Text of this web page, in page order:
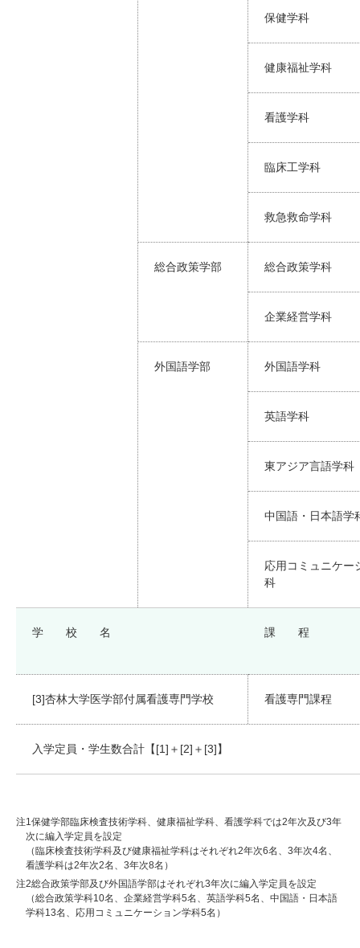
保健学科
健康福祉学科
看護学科
臨床工学科
救急救命学科
総合政策学部 総合政策学科
企業経営学科
外国語学部 外国語学科
英語学科
東アジア言語学科
中国語・日本語学
応用コミュニケー
科
学 校 名 課 程
[3]杏林大学医学部付属看護専門学校 看護専門課程
入学定員・学生数合計【[1]＋[2]＋[3]】
注1 保健学部臨床検査技術学科、健康福祉学科、看護学科では2年次及び3年
次に編入学定員を設定
（臨床検査技術学科及び健康福祉学科はそれぞれ2年次6名、3年次4名、
看護学科は2年次2名、3年次8名）
注2総合政策学部及び外国語学部はそれぞれ3年次に編入学定員を設定
（総合政策学科10名、企業経営学科5名、英語学科5名、中国語・日本語
学科13名、応用コミュニケーション学科5名）